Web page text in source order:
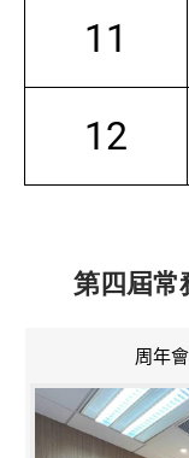
11
12
第四屆
周年